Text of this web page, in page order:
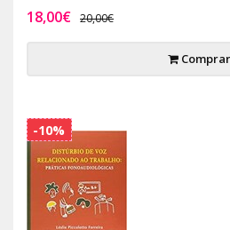
18,00€ 20,00€
Comprar
-10%